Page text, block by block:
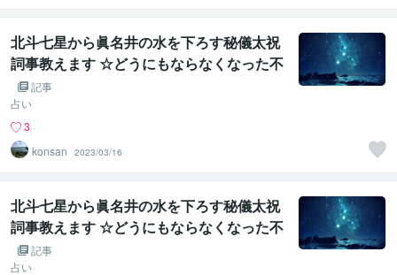
北斗七星から眞名井の水を下ろす秘儀太祝
詞事教えます ☆どうにもならなくなった不
幸を一気に吹き飛ばす宇宙根源の力☆
記事
占い
3
konsan
2023/03/16
北斗七星から眞名井の水を下ろす秘儀太祝
詞事教えます ☆どうにもならなくなった不
幸を一気に吹き飛ばす宇宙根源の力☆
記事
占い